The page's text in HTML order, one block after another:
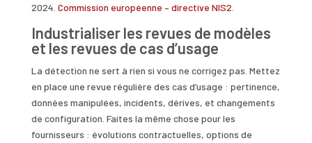
2024. Commission européenne – directive NIS2
Industrialiser les revues de modèles
et les revues de cas d’usage
La détection ne sert à rien si vous ne corrigez pas. Mettez
en place une revue régulière des cas d’usage : pertinence,
données manipulées, incidents, dérives, et changements
de configuration. Faites la même chose pour les
fournisseurs : évolutions contractuelles, options de